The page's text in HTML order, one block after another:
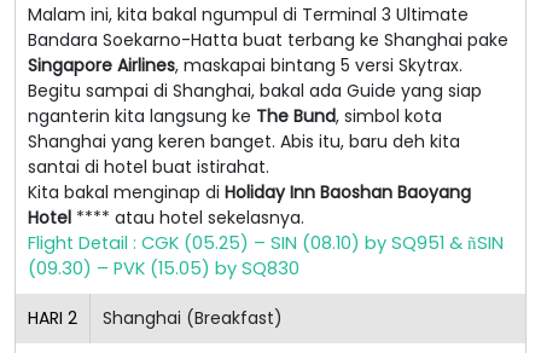
Malam ini, kita bakal ngumpul di Terminal 3 Ultimate
Bandara Soekarno-Hatta buat terbang ke Shanghai pake
Singapore Airlines, maskapai bintang 5 versi Skytrax.
Begitu sampai di Shanghai, bakal ada Guide yang siap
nganterin kita langsung ke The Bund, simbol kota
Shanghai yang keren banget. Abis itu, baru deh kita
santai di hotel buat istirahat.
Kita bakal menginap di Holiday Inn Baoshan Baoyang
Hotel **** atau hotel sekelasnya.
Flight Detail : CGK (05.25) – SIN (08.10) by SQ951 & ñSIN
(09.30) – PVK (15.05) by SQ830
HARI 2 Shanghai (Breakfast)